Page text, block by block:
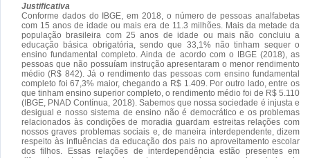
Justificativa
Conforme dados do IBGE, em 2018, o número de pessoas analfabetas
com 15 anos de idade ou mais era de 11.3 milhões. Mais da metade da
população brasileira com 25 anos de idade ou mais não concluiu a
educação básica obrigatória, sendo que 33,1% não tinham sequer o
ensino fundamental completo. Ainda de acordo com o IBGE (2018), as
pessoas que não possuíam instrução apresentaram o menor rendimento
médio (R$ 842). Já o rendimento das pessoas com ensino fundamental
completo foi 67,3% maior, chegando a R$ 1.409. Por outro lado, entre os
que tinham ensino superior completo, o rendimento médio foi de R$ 5.110
(IBGE, PNAD Contínua, 2018). Sabemos que nossa sociedade é injusta e
desigual e nosso sistema de ensino não é democrático e os problemas
relacionados às condições de moradia guardam estreitas relações com
nossos graves problemas sociais e, de maneira interdependente, dizem
respeito às influências da educação dos pais no aproveitamento escolar
dos filhos. Essas relações de interdependência estão presentes em